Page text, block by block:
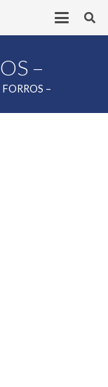
–
–